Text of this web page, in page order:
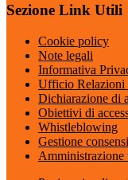
Sezione Link Utili
Cookie policy
Note legali
Informativa
Ufficio Relazioni
Dichiarazione di
Obiettivi di
Whistleblowing
Gestione
Amministrazione